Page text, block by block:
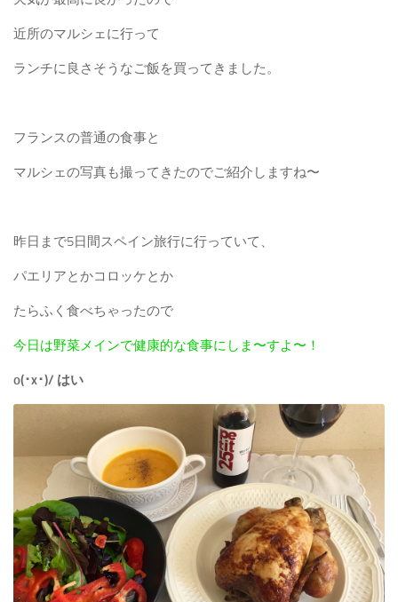
近所のマルシェに行って
ランチに良さそうなご飯を買ってきました。
フランスの普通の食事と
マルシェの写真も撮ってきたのでご紹介しますね〜
昨日まで5日間スペイン旅行に行っていて、
パエリアとかコロッケとか
たらふく食べちゃったので
今日は野菜メインで健康的な食事にしま〜すよ〜！
o(･x･)/ はい